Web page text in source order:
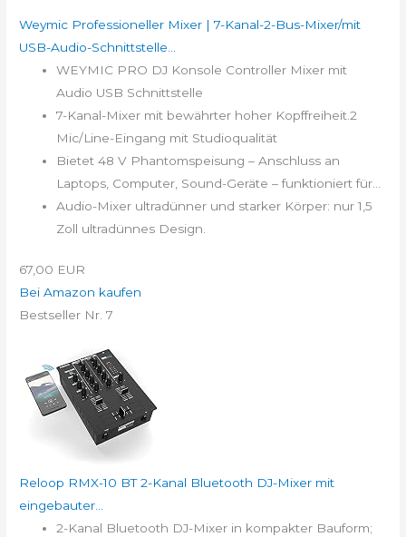
Weymic Professioneller Mixer | 7-Kanal-2-Bus-Mixer/mit
USB-Audio-Schnittstelle...
WEYMIC PRO DJ Konsole Controller Mixer mit
Audio USB Schnittstelle
7-Kanal-Mixer mit bewährter hoher Kopffreiheit.2
Mic/Line-Eingang mit Studioqualität
Bietet 48 V Phantomspeisung – Anschluss an
Laptops, Computer, Sound-Geräte – funktioniert für...
Audio-Mixer ultradünner und starker Körper: nur 1,5
Zoll ultradünnes Design.
67,00 EUR
Bei Amazon kaufen
Bestseller Nr. 7
Reloop RMX-10 BT 2-Kanal Bluetooth DJ-Mixer mit
eingebauter...
2-Kanal Bluetooth DJ-Mixer in kompakter Bauform;